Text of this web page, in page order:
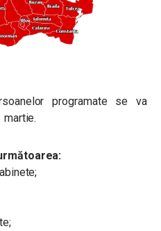
programate se va
martie.